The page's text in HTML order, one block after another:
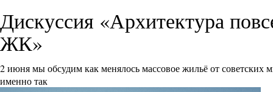
Дискуссия «Архитектура
ЖК»
2 июня мы обсудим как менялось массовое жильё от
именно так